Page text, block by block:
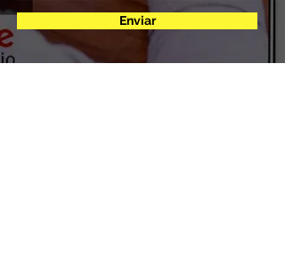
Enviar